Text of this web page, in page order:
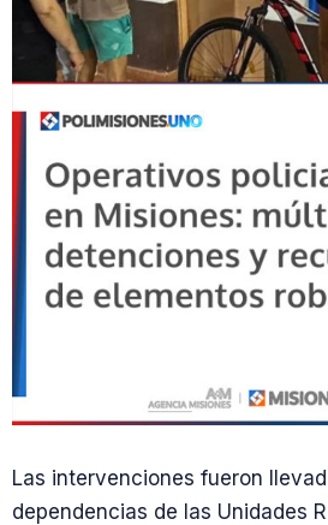
Las intervenciones fueron
dependencias de las Unidades